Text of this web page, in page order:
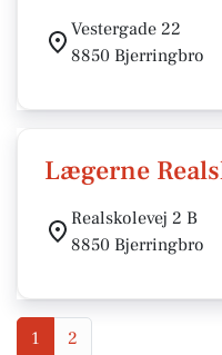
Vestergade 22
8850 Bjerringbro
Lægerne
Realskolevej 2 B
8850 Bjerringbro
1 2